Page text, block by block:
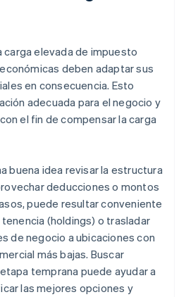
carga elevada de impuesto
deben adaptar sus
en consecuencia. Esto
adecuada para el negocio y
el fin de compensar la carga
buena idea revisar la estructura
deducciones o montos
puede resultar conveniente
(holdings) o trasladar
de negocio a ubicaciones con
más bajas. Buscar
temprana puede ayudar a
las mejores opciones y